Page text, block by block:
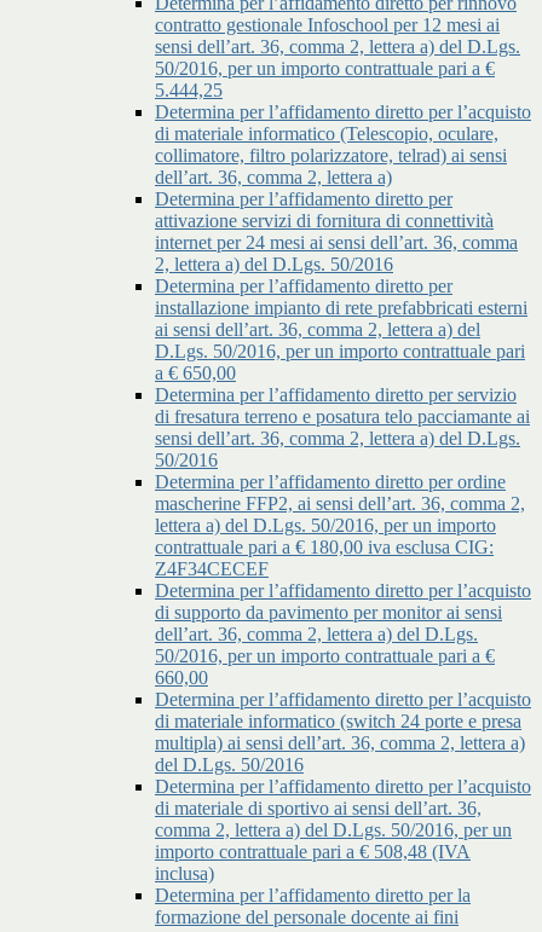
contratto gestionale Infoschool per 12 mesi ai
sensi dell’art. 36, comma 2, lettera a) del D.Lgs.
50/2016, per un importo contrattuale pari a €
5.444,25
Determina per l’affidamento diretto per l’acquisto
di materiale informatico (Telescopio, oculare,
collimatore, filtro polarizzatore, telrad) ai sensi
dell’art. 36, comma 2, lettera a)
Determina per l’affidamento diretto per
attivazione servizi di fornitura di connettività
internet per 24 mesi ai sensi dell’art. 36, comma
2, lettera a) del D.Lgs. 50/2016
Determina per l’affidamento diretto per
installazione impianto di rete prefabbricati esterni
ai sensi dell’art. 36, comma 2, lettera a) del
D.Lgs. 50/2016, per un importo contrattuale pari
a € 650,00
Determina per l’affidamento diretto per servizio
di fresatura terreno e posatura telo pacciamante ai
sensi dell’art. 36, comma 2, lettera a) del D.Lgs.
50/2016
Determina per l’affidamento diretto per ordine
mascherine FFP2, ai sensi dell’art. 36, comma 2,
lettera a) del D.Lgs. 50/2016, per un importo
contrattuale pari a € 180,00 iva esclusa CIG:
Z4F34CECEF
Determina per l’affidamento diretto per l’acquisto
di supporto da pavimento per monitor ai sensi
dell’art. 36, comma 2, lettera a) del D.Lgs.
50/2016, per un importo contrattuale pari a €
660,00
Determina per l’affidamento diretto per l’acquisto
di materiale informatico (switch 24 porte e presa
multipla) ai sensi dell’art. 36, comma 2, lettera a)
del D.Lgs. 50/2016
Determina per l’affidamento diretto per l’acquisto
di materiale di sportivo ai sensi dell’art. 36,
comma 2, lettera a) del D.Lgs. 50/2016, per un
importo contrattuale pari a € 508,48 (IVA
inclusa)
Determina per l’affidamento diretto per la
formazione del personale docente ai fini